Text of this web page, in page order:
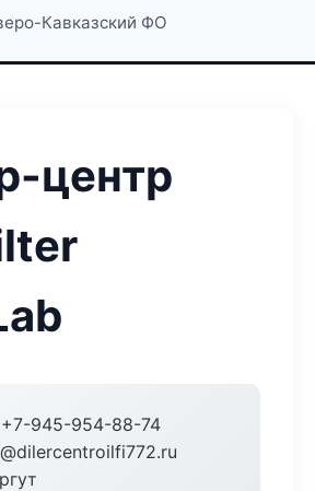
Кавказский ФО
центр
+7-945-954-88-74